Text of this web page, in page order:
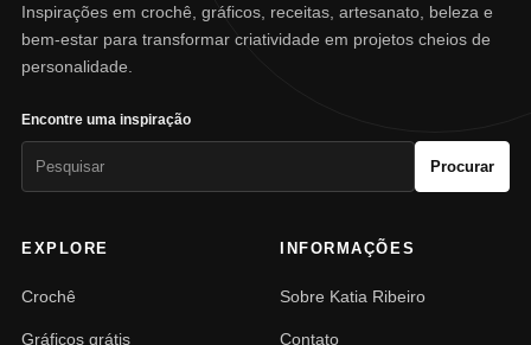
Inspirações em crochê, gráficos, receitas, artesanato, beleza e
bem-estar para transformar criatividade em projetos cheios de
personalidade.
Encontre uma inspiração
Procurar
EXPLORE
Crochê
Gráficos grátis
INFORMAÇÕES
Sobre Katia Ribeiro
Contato